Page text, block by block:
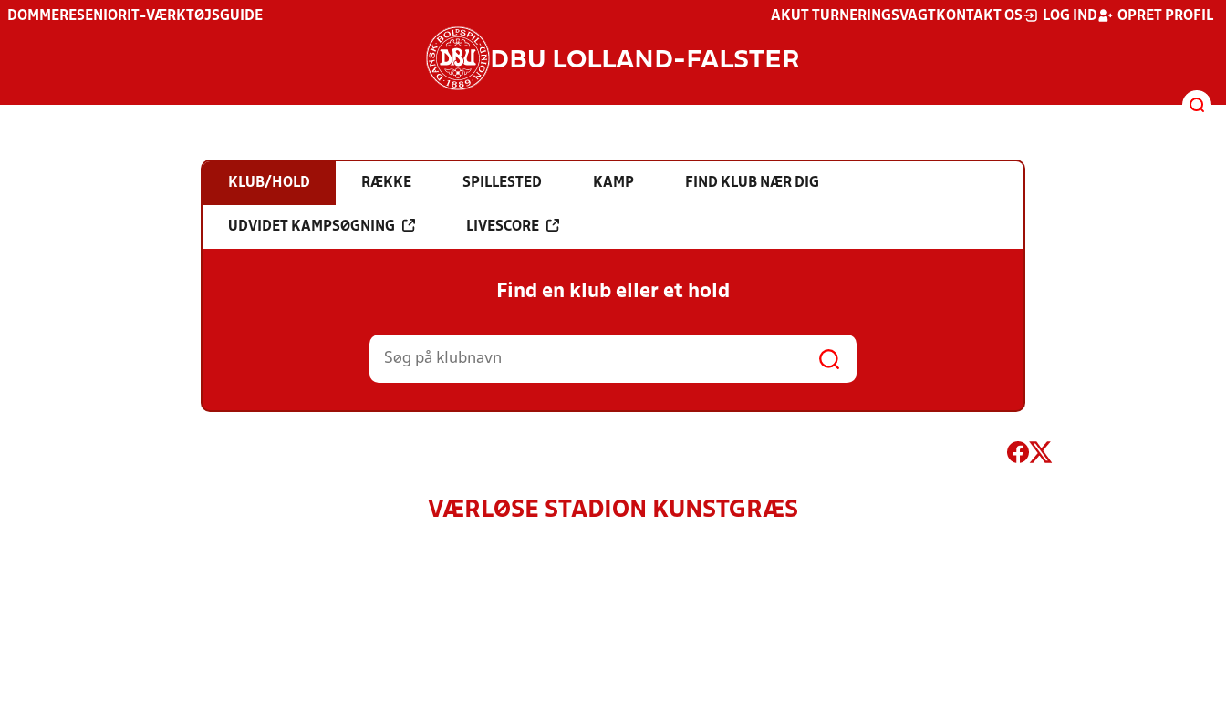
DOMMERESENIOR IT-VÆRKTØJSGUIDE AKUT TURNERINGSVAGT KONTAKT OS LOG IND OPRET PROFIL
DBU LOLLAND-FALSTER
KLUB/HOLD RÆKKE SPILLESTED KAMP FIND KLUB NÆR DIG
UDVIDET KAMPSØGNING LIVESCORE
Find en klub eller et hold
VÆRLØSE STADION KUNSTGRÆS